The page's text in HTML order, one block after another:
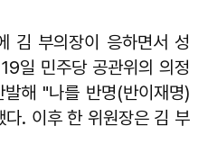
김 부의장이 응하면서 성
일 민주당 공관위의 의정
해 "나를 반명(반이재명)
. 이후 한 위원장은 김 부